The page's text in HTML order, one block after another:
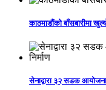
काठमाडौंको बाँसबारीमा
सेनाद्वारा ३२ सडक